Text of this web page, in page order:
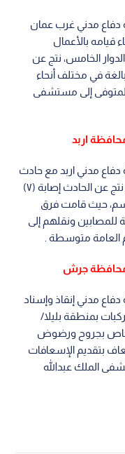
دفاع مدني غرب عمان
بالأعمال
الخامس، نتج عن
في مختلف أنحاء
إلى مستشفى
دفاع مدني اربد مع حادث
تصادم وقع بين مركبتين بمنطقة الحصن، نتج عن الحادث إصابة (٧)
حيث قامت فرق
للمصابين ونقلهم إلى
العامة متوسطة .
مدني إنقاذ وإسناد
بمنطقة بليلا/
نتج عن الحادث إصابة (٦) أشخاص بجروح ورضوض
بتقديم الإسعافات
الملك عبدالله